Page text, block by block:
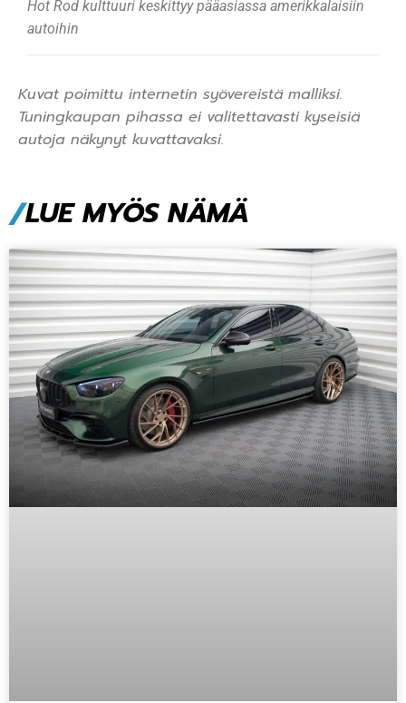
Hot Rod kulttuuri keskittyy pääasiassa amerikkalaisiin
autoihin
Kuvat poimittu internetin syövereistä malliksi.
Tuningkaupan pihassa ei valitettavasti kyseisiä
autoja näkynyt kuvattavaksi.
/LUE MYÖS NÄMÄ